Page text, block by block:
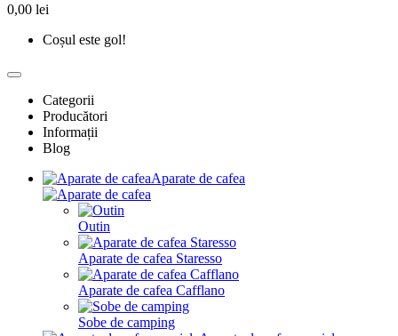
0,00 lei
Coșul este gol!
Categorii
Producători
Informații
Blog
Aparate de cafea
Outin
Aparate de cafea Staresso
Aparate de cafea Cafflano
Sobe de camping